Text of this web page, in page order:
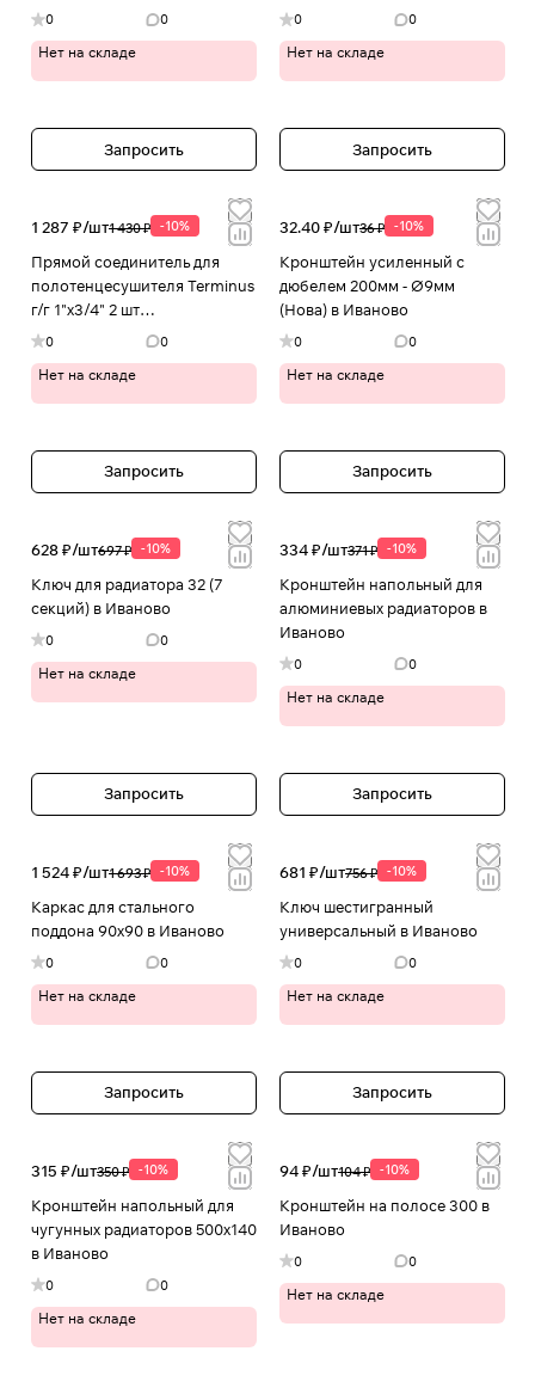
Иваново
0 0
Нет на складе
Запросить
0 0
Нет на складе
Запросить
1 287 ₽/шт1 430 ₽ -10%
Прямой соединитель для
полотенцесушителя Terminus
г/г 1"х3/4" 2 шт
4620768882913 в Иваново
0 0
Нет на складе
Запросить
32.40 ₽/шт36 ₽ -10%
Кронштейн усиленный с
дюбелем 200мм - Ø9мм
(Нова) в Иваново
0 0
Нет на складе
Запросить
628 ₽/шт697 ₽ -10%
Ключ для радиатора 32 (7
секций) в Иваново
0 0
Нет на складе
Запросить
334 ₽/шт371 ₽ -10%
Кронштейн напольный для
алюминиевых радиаторов в
Иваново
0 0
Нет на складе
Запросить
1 524 ₽/шт1 693 ₽ -10%
Каркас для стального
поддона 90х90 в Иваново
0 0
Нет на складе
Запросить
681 ₽/шт756 ₽ -10%
Ключ шестигранный
универсальный в Иваново
0 0
Нет на складе
Запросить
315 ₽/шт350 ₽ -10%
Кронштейн напольный для
чугунных радиаторов 500х140
в Иваново
0 0
Нет на складе
94 ₽/шт104 ₽ -10%
Кронштейн на полосе 300 в
Иваново
0 0
Нет на складе